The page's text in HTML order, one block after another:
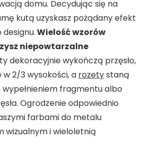
domu. Decydując się na
kutą uzyskasz pożądany efekt
Wielość wzorów
niepowtarzalne
dekoracyjnie wykończą przęsło,
w 2/3 wysokości, a rozetystaną
fragmentu albo
Ogrodzenie odpowiednio
farbami do metalu
wizualnym i wieloletnią